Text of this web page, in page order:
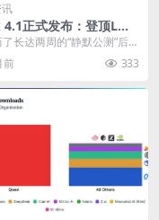
正式发布：登顶LMA
长达两周的“静默公测”后，
在 11 月 17 日正式向全球
前 333